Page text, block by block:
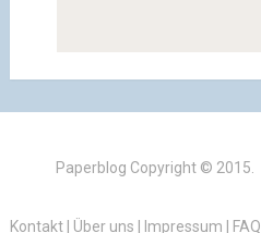
Paperblog Copyright © 2015.
Kontakt| Über uns Impressum FAQ